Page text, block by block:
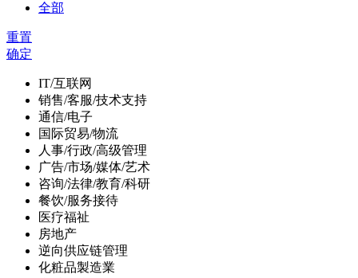
全部
重置
确定
IT/互联网
销售/客服/技术支持
通信/电子
国际贸易/物流
人事/行政/高级管理
广告/市场/媒体/艺术
咨询/法律/教育/科研
餐饮/服务接待
医疗福祉
房地产
逆向供应链管理
化粧品製造業